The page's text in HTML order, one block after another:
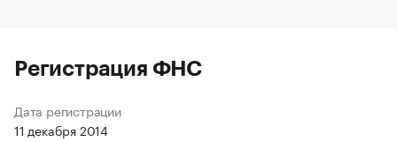
Регистрация ФНС
Дата регистрации
11 декабря 2014